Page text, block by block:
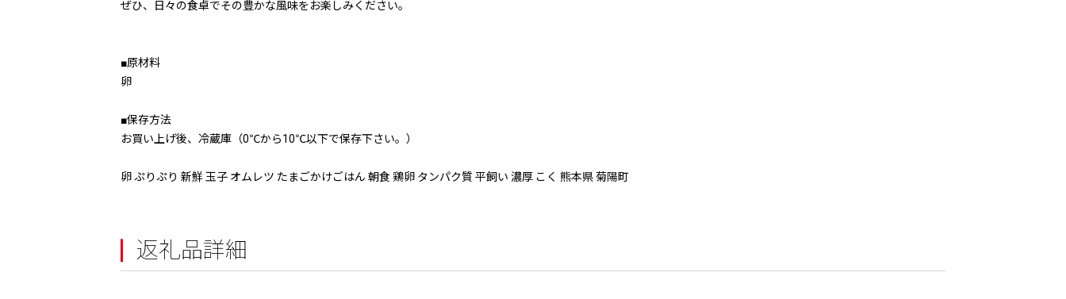
ぜひ、日々の食卓でその豊かな風味をお楽しみください。
■原材料
卵
■保存方法
お買い上げ後、冷蔵庫（0℃から10℃以下で保存下さい。）
卵 ぷりぷり 新鮮 玉子 オムレツ たまごかけごはん 朝食 鶏卵 タンパク質 平飼い 濃厚 こく 熊本県 菊陽町
返礼品詳細